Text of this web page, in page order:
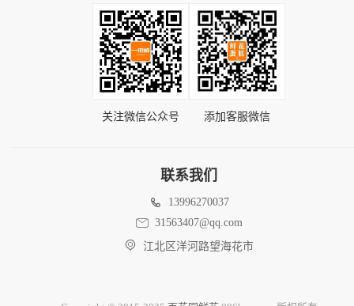
关注微信公众号 添加客服微信
联系我们
13996270037
31563407@qq.com
江北区洋河路望海花市